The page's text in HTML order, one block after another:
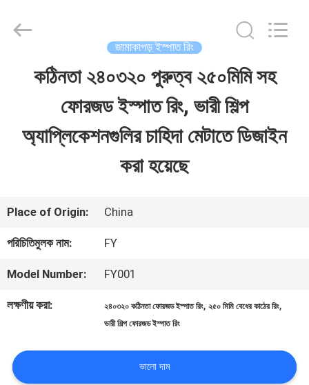
পণ্য
সম্পর্কে
কারখানা
And
জামাকাপড় ইস্পাত রিং
কঠিনতা ২৪০৩২০ পুরুত্ব ২৫০মিমি সহ
ফোরজড ইস্পাত রিং, ভারী শিল্প
অ্যাপ্লিকেশনগুলির চাহিদা মেটাতে ডিজাইন
করা হয়েছে
Place of Origin: China
পরিচিতিমুলক নাম: FY
Model Number: FY001
লক্ষণীয় করা: ২৪০৩২০ কঠিনতা ফোরজড ইস্পাত রিং,২৫০ মিমি বেধের কাঠের রিং,
ভারী শিল্প ফোরজড ইস্পাত রিং
ভালো দাম